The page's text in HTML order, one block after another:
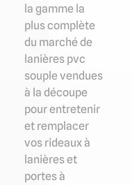
la gamme la
plus complète
du marché de
lanières pvc
souple vendues
à la découpe
pour entretenir
et remplacer
vos rideaux à
lanières et
portes à